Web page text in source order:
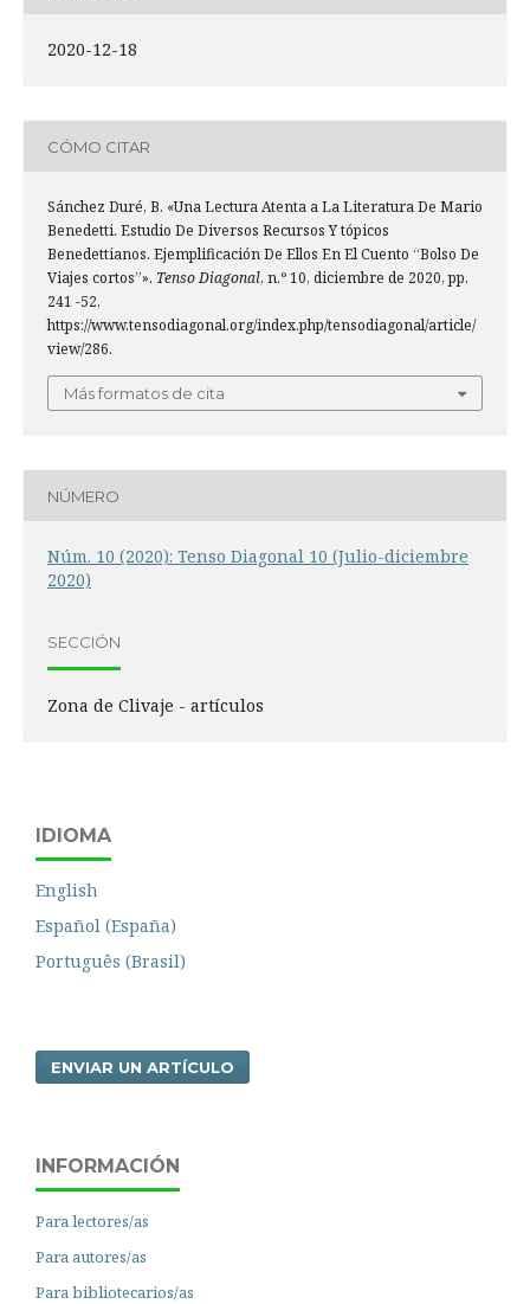
2020-12-18
CÓMO CITAR
Sánchez Duré, B. «Una Lectura Atenta a La Literatura De Mario
Benedetti. Estudio De Diversos Recursos Y tópicos
Benedettianos. Ejemplificación De Ellos En El Cuento “Bolso De
Viajes cortos”». Tenso Diagonal, n.º 10, diciembre de 2020, pp.
241 -52,
https://www.tensodiagonal.org/index.php/tensodiagonal/article/
view/286.
Más formatos de cita
NÚMERO
Núm. 10 (2020): Tenso Diagonal 10 (Julio-diciembre
2020)
SECCIÓN
Zona de Clivaje - artículos
IDIOMA
English
Español (España)
Português (Brasil)
ENVIAR UN ARTÍCULO
INFORMACIÓN
Para lectores/as
Para autores/as
Para bibliotecarios/as